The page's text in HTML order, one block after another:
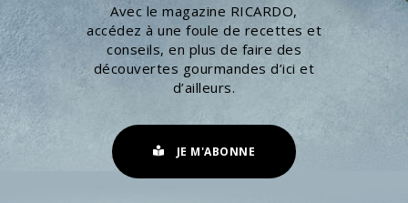
Avec le magazine RICARDO,
accédez à une foule de recettes et
conseils, en plus de faire des
découvertes gourmandes d’ici et
d’ailleurs.
JE M'ABONNE